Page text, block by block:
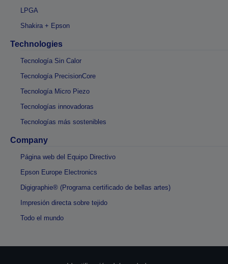
LPGA
Shakira + Epson
Technologies
Tecnología Sin Calor
Tecnología PrecisionCore
Tecnología Micro Piezo
Tecnologías innovadoras
Tecnologías más sostenibles
Company
Página web del Equipo Directivo
Epson Europe Electronics
Digigraphie® (Programa certificado de bellas artes)
Impresión directa sobre tejido
Todo el mundo